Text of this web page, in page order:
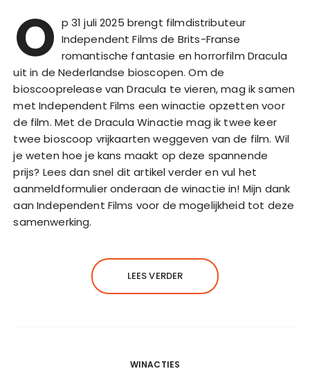
O p 31 juli 2025 brengt filmdistributeur
Independent Films de Brits-Franse
romantische fantasie en horrorfilm Dracula
uit in de Nederlandse bioscopen. Om de
bioscooprelease van Dracula te vieren, mag ik samen
met Independent Films een winactie opzetten voor
de film. Met de Dracula Winactie mag ik twee keer
twee bioscoop vrijkaarten weggeven van de film. Wil
je weten hoe je kans maakt op deze spannende
prijs? Lees dan snel dit artikel verder en vul het
aanmeldformulier onderaan de winactie in! Mijn dank
aan Independent Films voor de mogelijkheid tot deze
samenwerking.
LEES VERDER
WINACTIES